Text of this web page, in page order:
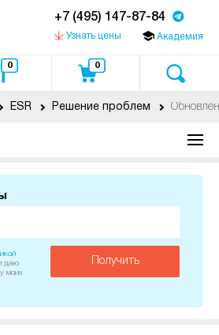
+7 (495) 147-87-84
Узнать цены Академия
0 0
ESR Решение проблем
Получить
даю
моих